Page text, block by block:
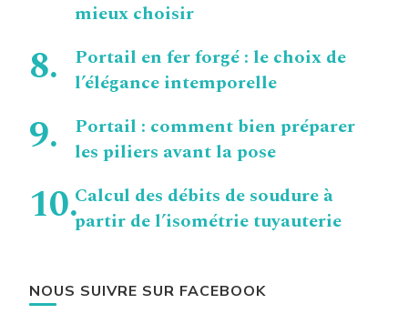
mieux choisir
Portail en fer forgé : le choix de
l’élégance intemporelle
Portail : comment bien préparer
les piliers avant la pose
Calcul des débits de soudure à
partir de l’isométrie tuyauterie
NOUS SUIVRE SUR FACEBOOK